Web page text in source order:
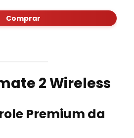
Comprar
2 Wireless
Premium da